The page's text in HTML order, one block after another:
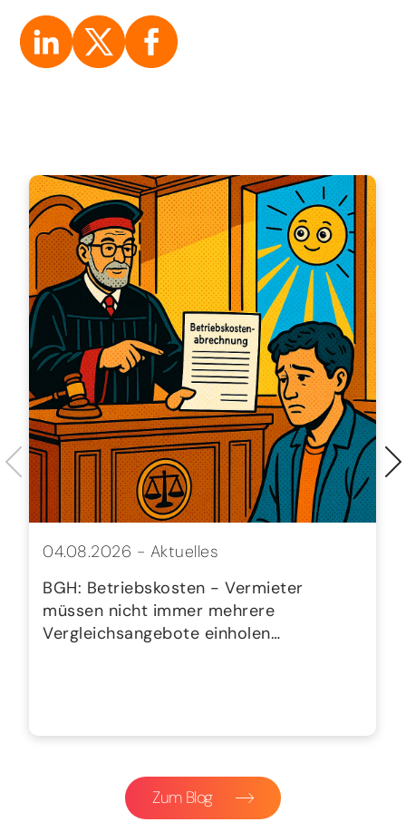
04.08.2026 - Aktuelles
BGH: Betriebskosten - Vermieter
müssen nicht immer mehrere
Vergleichsangebote einholen…
Zum Blog